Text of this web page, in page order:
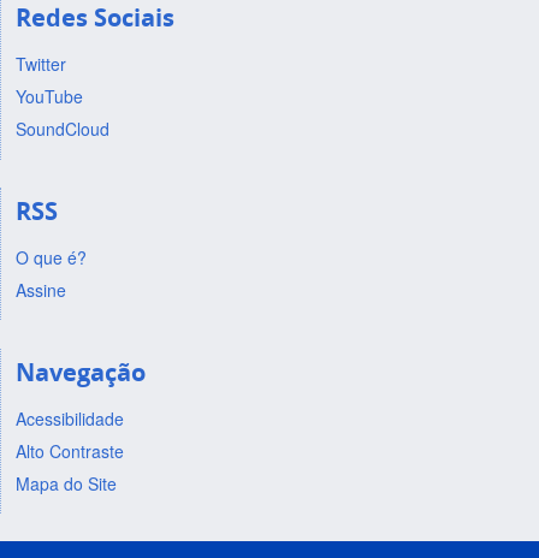
Redes Sociais
Twitter
YouTube
SoundCloud
RSS
O que é?
Assine
Navegação
Acessibilidade
Alto Contraste
Mapa do Site